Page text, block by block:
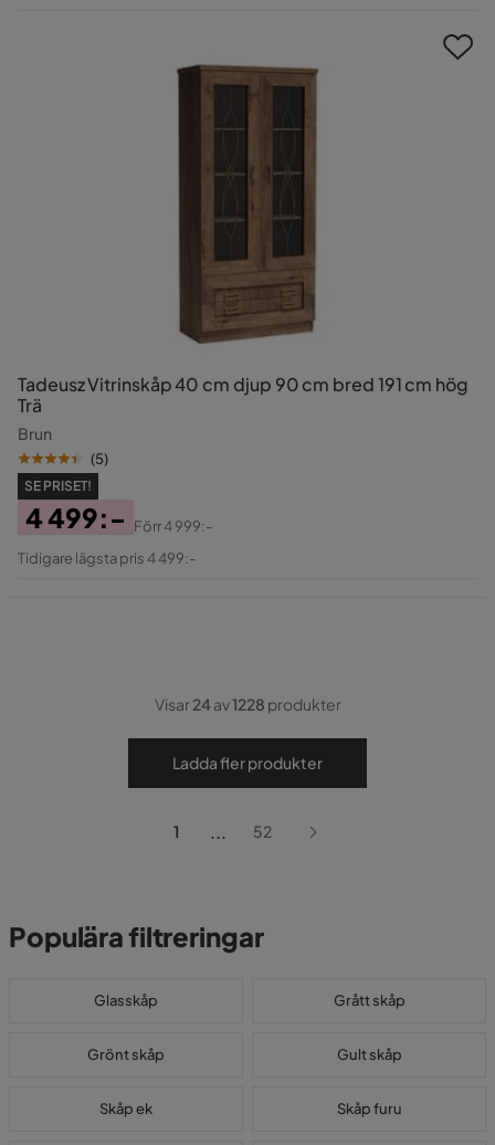
Tadeusz Vitrinskåp 40 cm djup 90 cm bred 191 cm hög
Trä
Brun
(5)
SE PRISET!
Pris
4 499:-
Original
Förr4 999:-
Tidigare lägsta pris 4 499:-
Visar24av1228 produkter
Ladda fler produkter
1 ... 52
Populära filtreringar
Glasskåp Grått skåp
Grönt skåp Gult skåp
Skåp ek Skåp furu